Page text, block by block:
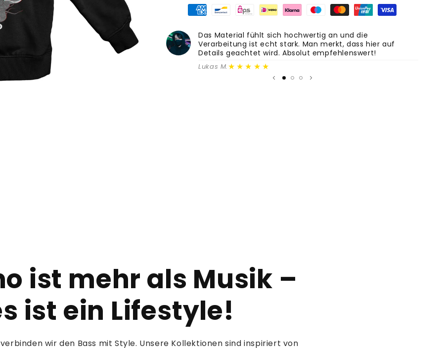
Das Material fühlt sich hochwertig an und die
Verarbeitung ist echt stark. Man merkt, dass hier auf
Details geachtet wird. Absolut empfehlenswert!
Lukas M.★★★★★
ist mehr als Musik –
ist ein Lifestyle!
verbinden wir den Bass mit Style. Unsere Kollektionen sind inspiriert von